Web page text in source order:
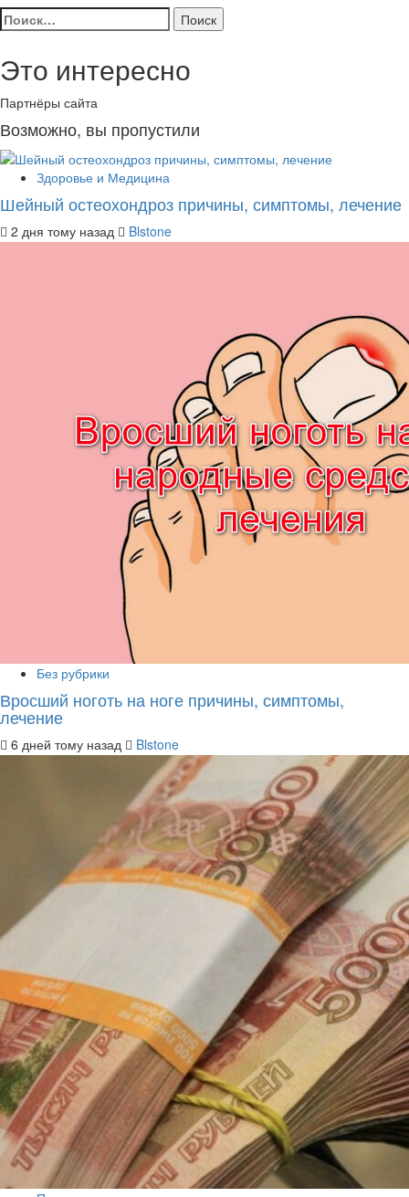
Найти:
Это интересно
Партнёры сайта
Возможно, вы пропустили
Здоровье и Медицина
Шейный остеохондроз причины, симптомы, лечение
2 дня тому назад Blstone
Без рубрики
Вросший ноготь на ноге причины, симптомы,
лечение
6 дней тому назад Blstone